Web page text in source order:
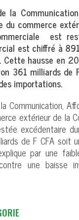
la
du commerce
est
est chiffré à
hausse en
361 milliards
importations.
Communication,
extérieur de la
excédentaire
de F CFA soit
par une
une baisse